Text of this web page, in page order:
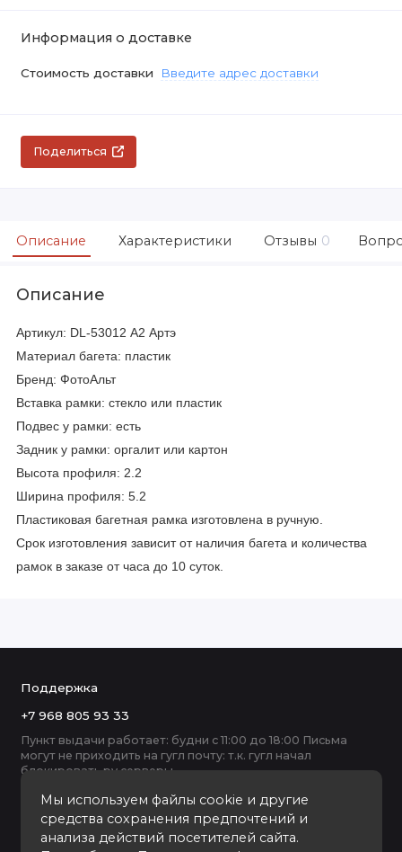
Информация о доставке
Стоимость доставки Введите адрес доставки
Поделиться
Описание Характеристики Отзывы 0
Описание
Артикул: DL-53012 А2 Артэ
Материал багета: пластик
Бренд: ФотоАльт
Вставка рамки: стекло или пластик
Подвес у рамки: есть
Задник у рамки: оргалит или картон
Высота профиля: 2.2
Ширина профиля: 5.2
Пластиковая багетная рамка изготовлена в ручную.
Срок изготовления зависит от наличия багета и количества
рамок в заказе от часа до 10 суток.
Мы используем файлы cookie и другие
средства сохранения предпочтений и
анализа действий посетителей сайта.
Поддержка
+7 968 805 93 33
Пункт выдачи работает: будни с 11:00 до 18:00 Письма
могут не приходить на гугл почту: т.к. гугл начал
блокировать ру серверы